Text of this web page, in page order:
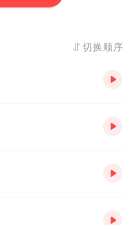
切换顺序